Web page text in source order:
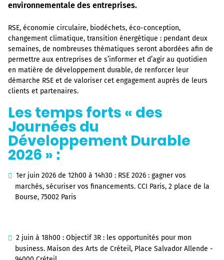
environnementale des entreprises.
RSE, économie circulaire, biodéchets, éco-conception,
changement climatique, transition énergétique : pendant deux
semaines, de nombreuses thématiques seront abordées afin de
permettre aux entreprises de s’informer et d’agir au quotidien
en matière de développement durable, de renforcer leur
démarche RSE et de valoriser cet engagement auprès de leurs
clients et partenaires.
Les temps forts « des
Journées du
Développement Durable
2026 » :
1er juin 2026 de 12h00 à 14h30 : RSE 2026 : gagner vos
marchés, sécuriser vos financements. CCI Paris, 2 place de la
Bourse, 75002 Paris
2 juin à 18h00 : Objectif 3R : les opportunités pour mon
business. Maison des Arts de Créteil, Place Salvador Allende -